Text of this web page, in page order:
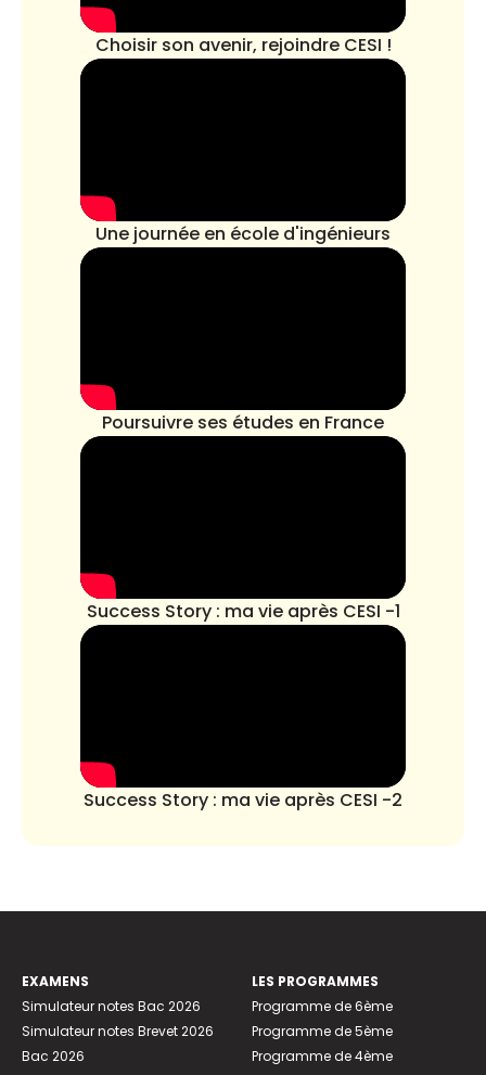
Choisir son avenir, rejoindre CESI !
Une journée en école d'ingénieurs
Poursuivre ses études en France
Success Story : ma vie après CESI -1
Success Story : ma vie après CESI -2
EXAMENS
Simulateur notes Bac 2026
Simulateur notes Brevet 2026
Bac 2026
LES PROGRAMMES
Programme de 6ème
Programme de 5ème
Programme de 4ème